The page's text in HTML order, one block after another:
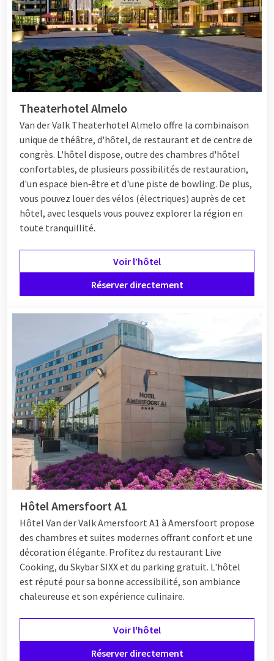
personnes, faites plaisir à tout le monde en séjournant à Van
der Valk.
Week-end en famille
Vous avez quelque chose à fêter avec votre famille ou vous
voulez vous évader ensemble ? Van der Valk est l'endroit idéal
pour vous. Assurez-vous que petits et grands passent un bon
moment en choisissant un hôtel avec des chambres
familiales. En plus d'une nuit confortable, profitez des
équipements de luxe avec toute la famille. Faites un plongeon
dans la piscine avec toute la famille, partez en randonnée à
vélo et savourez un délicieux dîner. Avec le menu World Eater,
il y en a pour tous les goûts. Les enfants peuvent essayer des
plats avec Timo Toekan et les adultes peuvent savourer un
préférez sortir en famille en dehors de l'hôtel ? De nombreux
hôtels Van der Valk sont situés à proximité de parcs
d'attractions, de zoos et de musées. Sortez donc en
pendant un week-endsans souci.
Réservez un forfait
Vous souhaitez réserver un week-end pour 10 personnes ? Les
hôtels Van der Valk proposent différents forfaits qui
conviendront parfaitement à votre week-end. Pensez par
exemple à un week-end avec location de vélos ou à un forfait
avec entrée dans un parc d'attractions ou un zoo. Curieux de
connaître les possibilités ?
Découvrez ici nos forfaiits
Theaterhotel Almelo
Van der Valk Theaterhotel Almelo offre la combinaison
unique de théâtre, d'hôtel, de restaurant et de centre de
congrès. L'hôtel dispose, outre des chambres d'hôtel
confortables, de plusieurs possibilités de restauration,
d'un espace bien‑être et d'une piste de bowling. De plus,
vous pouvez louer des vélos (électriques) auprès de cet
hôtel, avec lesquels vous pouvez explorer la région en
toute tranquillité.
Voir l’hôtel
Réserver directement
Hôtel Amersfoort A1
Hôtel Van der Valk Amersfoort A1 à Amersfoort propose
des chambres et suites modernes offrant confort et une
décoration élégante. Profitez du restaurant Live
Cooking, du Skybar SIXX et du parking gratuit. L'hôtel
est réputé pour sa bonne accessibilité, son ambiance
chaleureuse et son expérience culinaire.
Voir l'hôtel
Réserver directement